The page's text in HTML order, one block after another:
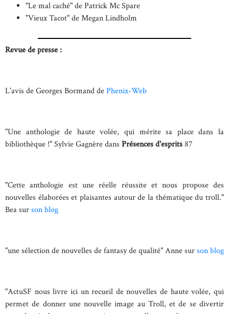
"Le mal caché" de Patrick Mc Spare
"Vieux Tacot" de Megan Lindholm
Revue de presse :
L'avis de Georges Bormand dePhenix-Web
"Une anthologie de haute volée, qui mérite sa place dans la
bibliothèque !" Sylvie Gagnère dans Présences d'esprits87
"Cette anthologie est une réelle réussite et nous propose des
nouvelles élaborées et plaisantes autour de la thématique du troll."
Bea surson blog
"une sélection de nouvelles de fantasy de qualité" Anne surson blog
"ActuSF nous livre ici un recueil de nouvelles de haute volée, qui
permet de donner une nouvelle image au Troll, et de se divertir